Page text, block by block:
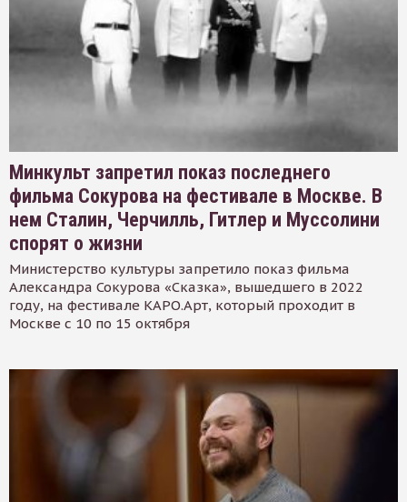
Минкульт запретил показ последнего
фильма Сокурова на фестивале в Москве. В
нем Сталин, Черчилль, Гитлер и Муссолини
спорят о жизни
Министерство культуры запретило показ фильма
Александра Сокурова «Сказка», вышедшего в 2022
году, на фестивале КАРО.Арт, который проходит в
Москве с 10 по 15 октября